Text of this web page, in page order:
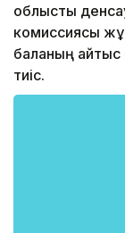
облыстық
комиссиясы
баланың
тиіс.